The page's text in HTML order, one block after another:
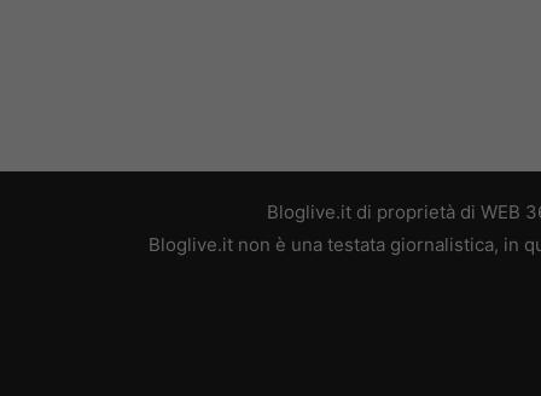
Bloglive.it di proprietà di WEB
Bloglive.it non è una testata giornalistica, in